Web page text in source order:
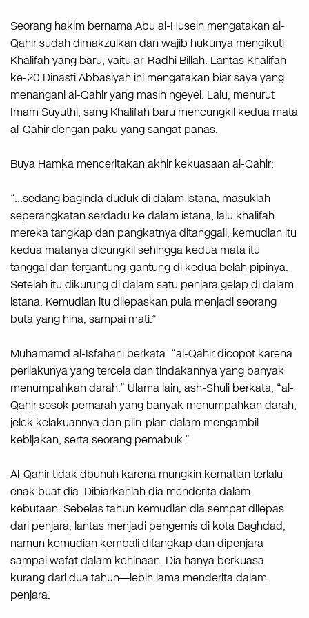
Seorang hakim bernama Abu al-Husein mengatakan al-
Qahir sudah dimakzulkan dan wajib hukunya mengikuti
Khalifah yang baru, yaitu ar-Radhi Billah. Lantas Khalifah
ke-20 Dinasti Abbasiyah ini mengatakan biar saya yang
menangani al-Qahir yang masih ngeyel. Lalu, menurut
Imam Suyuthi, sang Khalifah baru mencungkil kedua mata
al-Qahir dengan paku yang sangat panas.
Buya Hamka menceritakan akhir kekuasaan al-Qahir:
“…sedang baginda duduk di dalam istana, masuklah
seperangkatan serdadu ke dalam istana, lalu khalifah
mereka tangkap dan pangkatnya ditanggali, kemudian itu
kedua matanya dicungkil sehingga kedua mata itu
tanggal dan tergantung-gantung di kedua belah pipinya.
Setelah itu dikurung di dalam satu penjara gelap di dalam
istana. Kemudian itu dilepaskan pula menjadi seorang
buta yang hina, sampai mati.”
Muhamamd al-Isfahani berkata: “al-Qahir dicopot karena
perilakunya yang tercela dan tindakannya yang banyak
menumpahkan darah.” Ulama lain, ash-Shuli berkata, “al-
Qahir sosok pemarah yang banyak menumpahkan darah,
jelek kelakuannya dan plin-plan dalam mengambil
kebijakan, serta seorang pemabuk.”
Al-Qahir tidak dbunuh karena mungkin kematian terlalu
enak buat dia. Dibiarkanlah dia menderita dalam
kebutaan. Sebelas tahun kemudian dia sempat dilepas
dari penjara, lantas menjadi pengemis di kota Baghdad,
namun kemudian kembali ditangkap dan dipenjara
sampai wafat dalam kehinaan. Dia hanya berkuasa
kurang dari dua tahun—lebih lama menderita dalam
penjara.